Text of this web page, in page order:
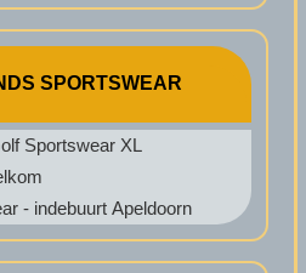
SPORTSWEAR
Sportswear XL
- indebuurt Apeldoorn